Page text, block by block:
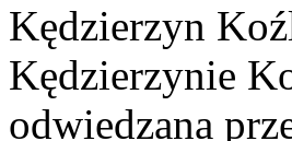
Kędzierzyn
Kędzierzynie
odwiedzana